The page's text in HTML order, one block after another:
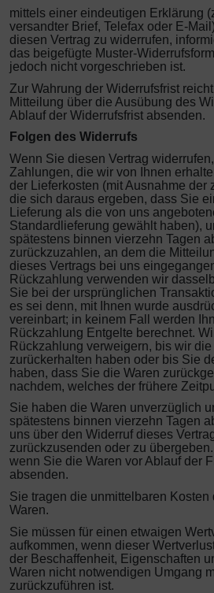
mittels einer eindeutigen Erklärung
versandter Brief, Telefax oder E-
diesen Vertrag zu widerrufen,
das beigefügte Muster-
jedoch nicht vorgeschrieben ist.
Zur Wahrung der Widerrufsfrist
Mitteilung über die Ausübung des
Ablauf der Widerrufsfrist absenden.
Folgen des Widerrufs
Wenn Sie diesen Vertrag
Zahlungen, die wir von Ihnen
der Lieferkosten (mit Ausnahme der
die sich daraus ergeben, dass Sie
Lieferung als die von uns
Standardlieferung gewählt haben),
spätestens binnen vierzehn Tagen
zurückzuzahlen, an dem die
dieses Vertrags bei uns
Rückzahlung verwenden wir
Sie bei der ursprünglichen
es sei denn, mit Ihnen wurde
vereinbart; in keinem Fall werden
Rückzahlung Entgelte berechnet.
Rückzahlung verweigern, bis wir
zurückerhalten haben oder bis Sie
haben, dass Sie die Waren
nachdem, welches der frühere
Sie haben die Waren unverzüglich
spätestens binnen vierzehn Tagen
uns über den Widerruf dieses
zurückzusenden oder zu
wenn Sie die Waren vor Ablauf der
absenden.
Sie tragen die unmittelbaren
Waren.
Sie müssen für einen etwaigen
aufkommen, wenn dieser
der Beschaffenheit, Eigenschaften
Waren nicht notwendigen Umgang
zurückzuführen ist.